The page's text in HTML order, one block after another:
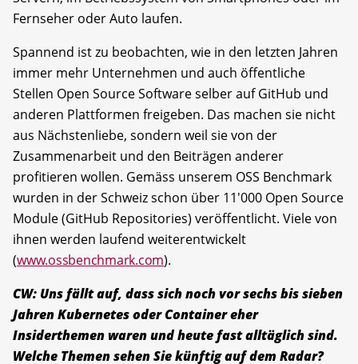
Fernseher oder Auto laufen.
Spannend ist zu beobachten, wie in den letzten Jahren
immer mehr Unternehmen und auch öffentliche
Stellen Open Source Software selber auf GitHub und
anderen Plattformen freigeben. Das machen sie nicht
aus Nächstenliebe, sondern weil sie von der
Zusammenarbeit und den Beiträgen anderer
profitieren wollen. Gemäss unserem OSS Benchmark
wurden in der Schweiz schon über 11'000 Open Source
Module (GitHub Repositories) veröffentlicht. Viele von
ihnen werden laufend weiterentwickelt
(www.ossbenchmark.com).
CW: Uns fällt auf, dass sich noch vor sechs bis sieben
Jahren Kubernetes oder Container eher
Insiderthemen waren und heute fast alltäglich sind.
Welche Themen sehen Sie künftig auf dem Radar?